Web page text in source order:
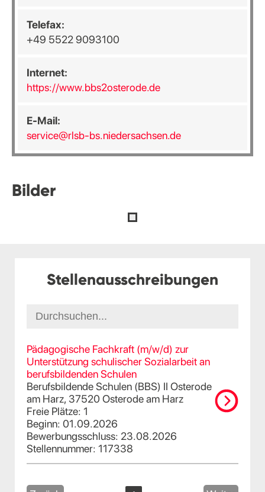
Telefax:
+49 5522 9093100
Internet:
https://www.bbs2osterode.de
E-Mail:
service@rlsb-bs.niedersachsen.de
Bilder
Stellenausschreibungen
Pädagogische Fachkraft (m/w/d) zur
Unterstützung schulischer Sozialarbeit an
berufsbildenden Schulen
Berufsbildende Schulen (BBS) II Osterode
am Harz, 37520 Osterode am Harz
Freie Plätze: 1
Beginn: 01.09.2026
Bewerbungsschluss: 23.08.2026
Stellennummer: 117338